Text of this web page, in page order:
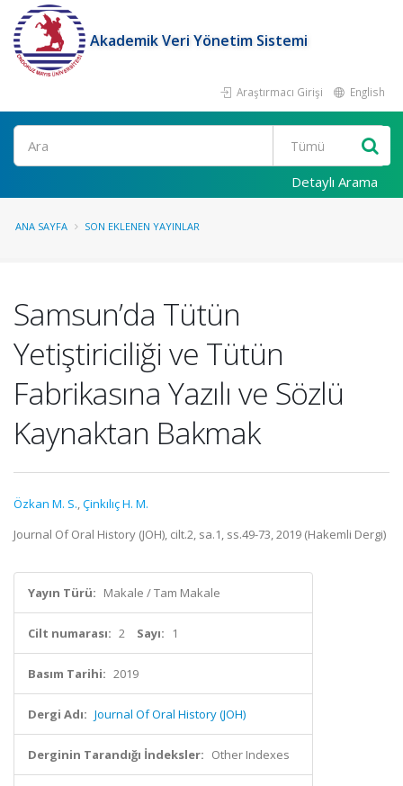
Akademik Veri Yönetim Sistemi
Araştırmacı Girişi English
Ara
Detaylı Arama
ANA SAYFA SON EKLENEN YAYINLAR
Samsun’da Tütün
Yetiştiriciliği ve Tütün
Fabrikasına Yazılı ve Sözlü
Kaynaktan Bakmak
Özkan M. S.,Çinkılıç H. M.
Journal Of Oral History (JOH), cilt.2, sa.1, ss.49-73, 2019 (Hakemli Dergi)
Yayın Türü: Makale / Tam Makale
Cilt numarası: 2 Sayı: 1
Basım Tarihi: 2019
Dergi Adı: Journal Of Oral History (JOH)
Derginin Tarandığı İndeksler: Other Indexes